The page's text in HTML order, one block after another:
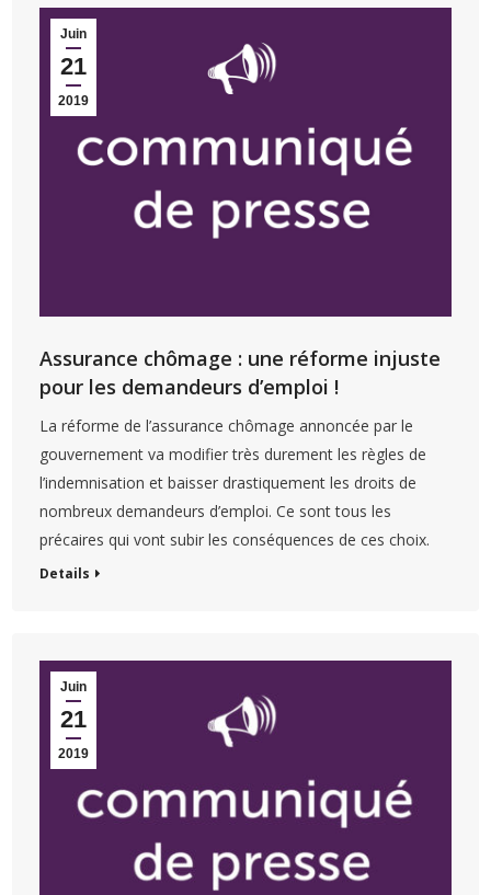
Juin
21
2019
Assurance chômage : une réforme injuste
pour les demandeurs d’emploi !
La réforme de l’assurance chômage annoncée par le
gouvernement va modifier très durement les règles de
l’indemnisation et baisser drastiquement les droits de
nombreux demandeurs d’emploi. Ce sont tous les
précaires qui vont subir les conséquences de ces choix.
Details
Juin
21
2019